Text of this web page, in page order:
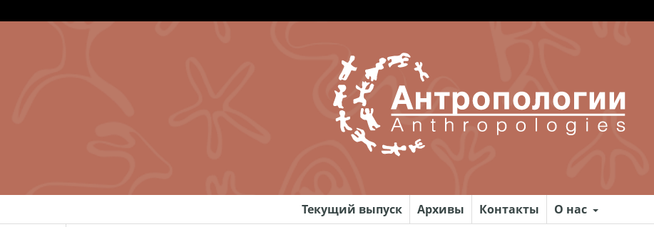
Текущий выпуск Архивы Контакты О нас